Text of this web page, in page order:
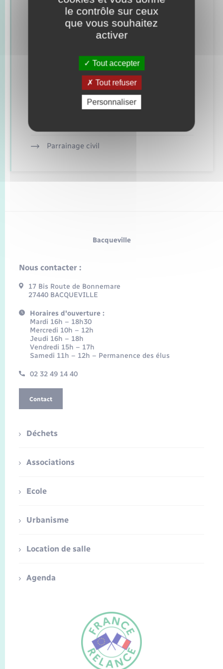
FR
Retrouvez aussi
Concessions funéraires
Documents d’identité
Elections et citoyenneté
Parrainage civil
Bacqueville
Nous contacter :
17 Bis Route de Bonnemare
27440 BACQUEVILLE
Horaires d'ouverture :
Mardi 16h – 18h30
Mercredi 10h – 12h
Jeudi 16h – 18h
Vendredi 15h – 17h
Samedi 11h – 12h – Permanence des élus
02 32 49 14 40
Contact
Déchets
Associations
Ecole
Urbanisme
Location de salle
Agenda
le contrôle sur ceux
que vous souhaitez
activer
Tout accepter
Tout refuser
Personnaliser